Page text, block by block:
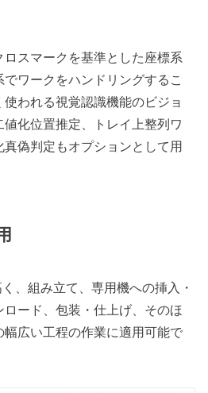
スマークを基準とした座標系
ワークをハンドリングするこ
われる視覚認識機能のビジョ
化位置推定、トレイ上整列ワ
偽判定もオプションとして用
、組み立て、専用機への挿入・
ード、包装・仕上げ、そのほ
広い工程の作業に適用可能で